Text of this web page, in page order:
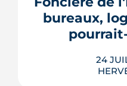
Jeanne-d'Arc
LIRE
bureaux,
24